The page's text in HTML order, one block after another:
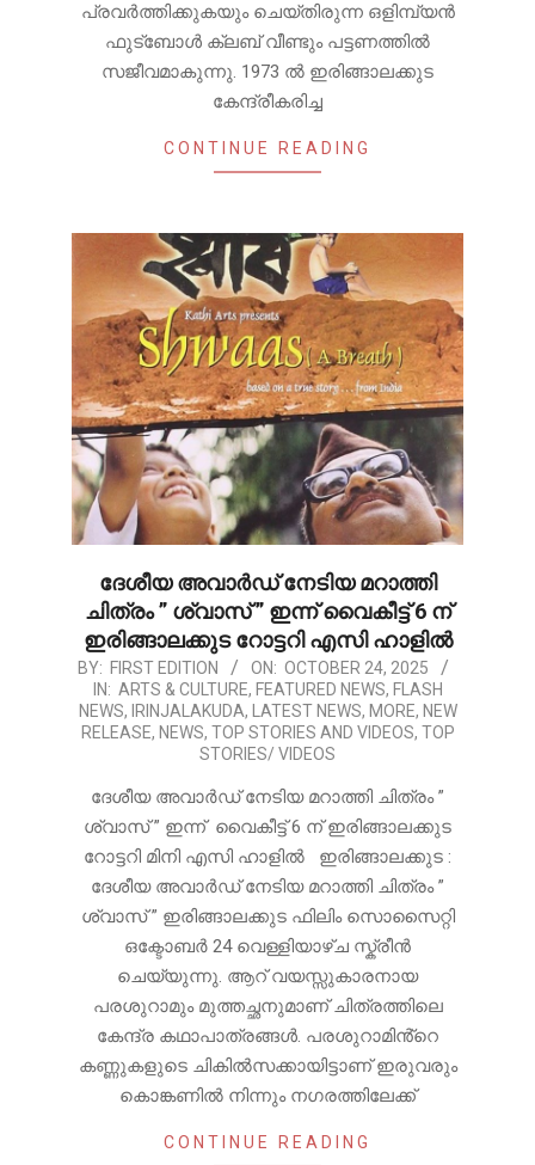
പ്രവർത്തിക്കുകയും ചെയ്തിരുന്ന ഒളിമ്പ്യൻ
ഫുട്ബോൾ ക്ലബ് വീണ്ടും പട്ടണത്തിൽ
സജീവമാകുന്നു. 1973 ല്‍ ഇരിങ്ങാലക്കുട
കേന്ദ്രീകരിച്ച
CONTINUE READING
ദേശീയ അവാർഡ് നേടിയ മറാത്തി
ചിത്രം ” ശ്വാസ് ” ഇന്ന് വൈകീട്ട് 6 ന്
ഇരിങ്ങാലക്കുട റോട്ടറി എസി ഹാളിൽ
2025-
10-
24
BY: FIRST EDITION ON: OCTOBER 24, 2025
IN: ARTS & CULTURE, FEATURED NEWS, FLASH
NEWS, IRINJALAKUDA, LATEST NEWS, MORE, NEW
RELEASE, NEWS, TOP STORIES AND VIDEOS, TOP
STORIES/ VIDEOS
ദേശീയ അവാർഡ് നേടിയ മറാത്തി ചിത്രം ”
ശ്വാസ് ” ഇന്ന് വൈകീട്ട് 6 ന് ഇരിങ്ങാലക്കുട
റോട്ടറി മിനി എസി ഹാളിൽ ഇരിങ്ങാലക്കുട :
ദേശീയ അവാർഡ് നേടിയ മറാത്തി ചിത്രം ”
ശ്വാസ് ” ഇരിങ്ങാലക്കുട ഫിലിം സൊസൈറ്റി
ഒക്ടോബർ 24 വെള്ളിയാഴ്ച സ്ക്രീൻ
ചെയ്യുന്നു. ആറ് വയസ്സുകാരനായ
പരശുറാമും മുത്തച്ഛനുമാണ് ചിത്രത്തിലെ
കേന്ദ്ര കഥാപാത്രങ്ങൾ. പരശുറാമിൻ്റെ
കണ്ണുകളുടെ ചികിൽസക്കായിട്ടാണ് ഇരുവരും
കൊങ്കണിൽ നിന്നും നഗരത്തിലേക്ക്
CONTINUE READING